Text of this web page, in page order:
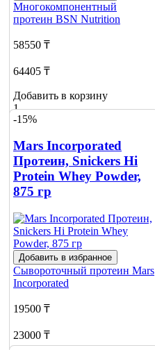
Многокомпонентный
протеин BSN Nutrition
58550 ₸
64405 ₸
Добавить в корзину
1
-15%
Mars Incorporated
Протеин, Snickers Hi
Protein Whey Powder,
875 гр
Добавить в избранное
Сывороточный протеин Mars
Incorporated
19500 ₸
23000 ₸